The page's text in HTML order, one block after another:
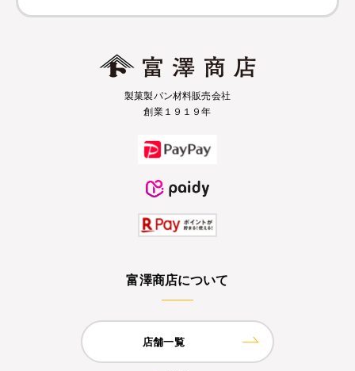
製菓製パン材料販売会社
創業１９１９年
富澤商店について
店舗一覧